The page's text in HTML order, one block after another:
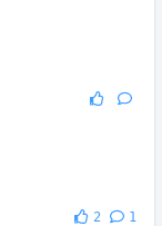
2 1